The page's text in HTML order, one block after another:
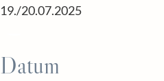
19./20.07.2025
Datum